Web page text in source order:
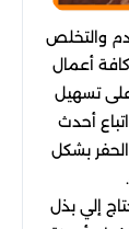
والتخلص
أعمال
تسهيل
أحدث
بشكل
إلي بذل